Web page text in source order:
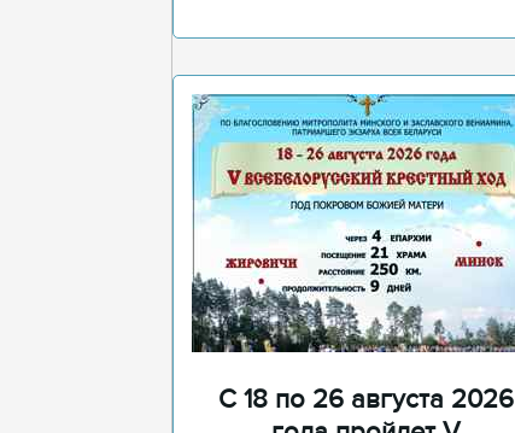
С 18 по 26 августа 2026